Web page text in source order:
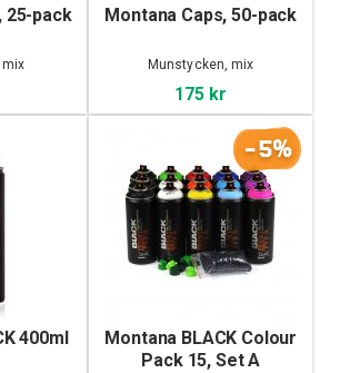
25-pack
mix
Montana Caps, 50-pack
Munstycken, mix
175 kr
400ml
-5%
Montana BLACK Colour
Pack 15, Set A